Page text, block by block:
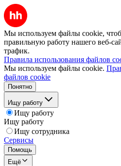
Мы используем файлы cookie,
правильную работу нашего веб-
трафик.
Правила использования файлов
Мы используем файлы cookie.
файлов cookie
Понятно
Ищу работу
Ищу работу
Ищу работу
Ищу сотрудника
Сервисы
Помощь
Ещё